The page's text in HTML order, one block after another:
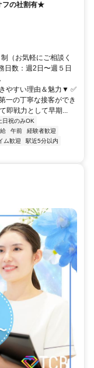
フの社割有★
（お気軽にご相談く
日数：週2日〜週５日
すい理由＆魅力▼ ✅
一の丁寧な接客ができ
即戦力として早期...
日祝のみOK
午前
経験者歓迎
ム歓迎
駅近5分以内